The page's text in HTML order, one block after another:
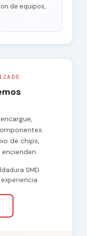
de equipos,
de chips,
SMD